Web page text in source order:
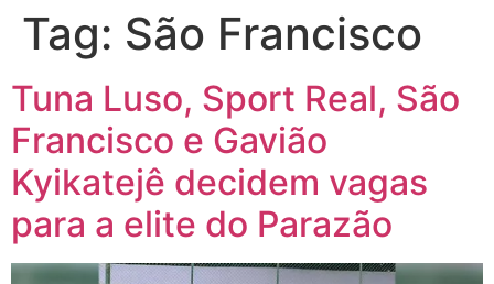
Tag: São Francisco
Tuna Luso, Sport Real, São
Francisco e Gavião
Kyikatejê decidem vagas
para a elite do Parazão